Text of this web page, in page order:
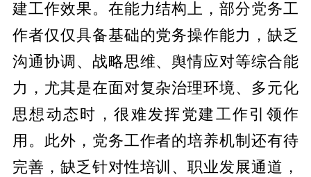
建工作效果。在能力结构上，部分党务工
作者仅仅具备基础的党务操作能力，缺乏
沟通协调、战略思维、舆情应对等综合能
力，尤其是在面对复杂治理环境、多元化
思想动态时，很难发挥党建工作引领作
用。此外，党务工作者的培养机制还有待
完善，缺乏针对性培训、职业发展通道，